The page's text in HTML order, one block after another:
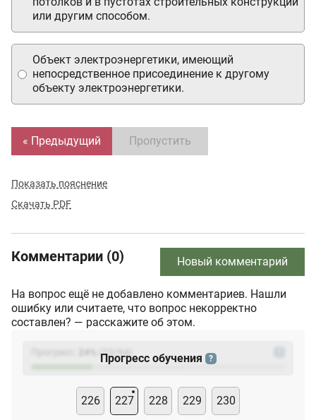
или другим способом.
Объект электроэнергетики, имеющий
непосредственное присоединение к другому
объекту электроэнергетики.
« Предыдущий Пропустить
Показать пояснение
Скачать PDF
Комментарии (0) Новый комментарий
На вопрос ещё не добавлено комментариев. Нашли
ошибку или считаете, что вопрос некорректно
составлен? — расскажите об этом.
(23
Прогресс обучения ?
226 227 228 229 230